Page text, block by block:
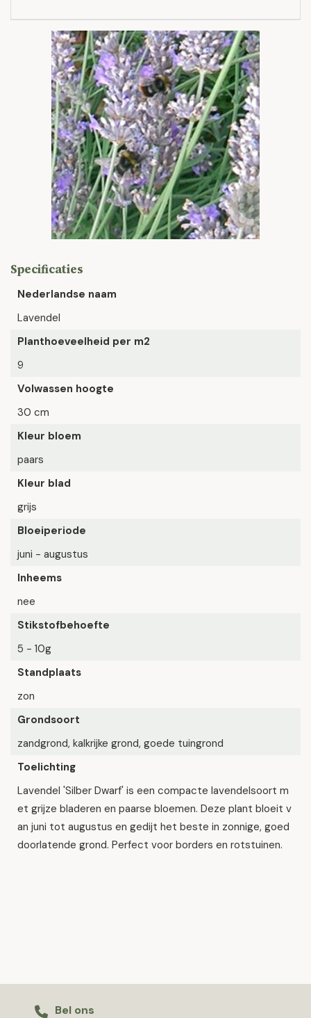
Specificaties
Nederlandse naam
Lavendel
Planthoeveelheid per m2
9
Volwassen hoogte
30 cm
Kleur bloem
paars
Kleur blad
grijs
Bloeiperiode
juni - augustus
Inheems
nee
Stikstofbehoefte
5 - 10g
Standplaats
zon
Grondsoort
zandgrond, kalkrijke grond, goede tuingrond
Toelichting
Lavendel 'Silber Dwarf' is een compacte lavendelsoort m
et grijze bladeren en paarse bloemen. Deze plant bloeit v
an juni tot augustus en gedijt het beste in zonnige, goed
doorlatende grond. Perfect voor borders en rotstuinen.
Bel ons